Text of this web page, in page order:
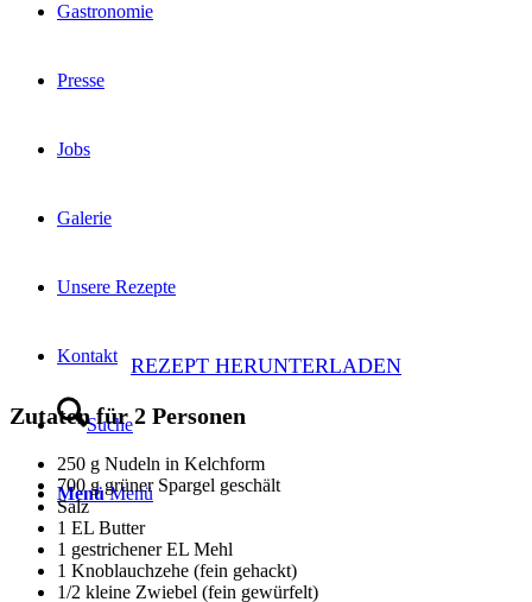
Gastronomie
Presse
Jobs
Galerie
Unsere Rezepte
Kontakt
Suche
Menü Menü
REZEPT HERUNTERLADEN
Zutaten für 2 Personen
250 g Nudeln in Kelchform
700 g grüner Spargel geschält
Salz
1 EL Butter
1 gestrichener EL Mehl
1 Knoblauchzehe (fein gehackt)
1/2 kleine Zwiebel (fein gewürfelt)